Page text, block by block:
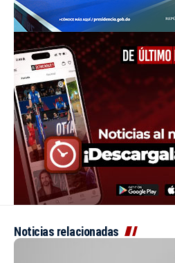
Noticias relacionadas